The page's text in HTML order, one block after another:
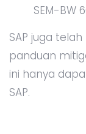
SEM-BW
SAP juga
panduan
ini hanya
SAP.